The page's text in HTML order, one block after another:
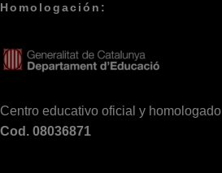
Homologación:
Centro educativo oficial y homologado
Cod. 08036871